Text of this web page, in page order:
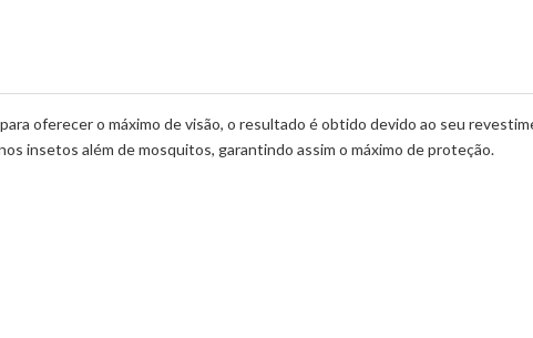
oferecer o máximo de visão, o resultado é obtido devido ao seu
insetos além de mosquitos, garantindo assim o máximo de proteção.